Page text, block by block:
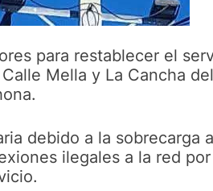
para restablecer el
Mella y La Cancha del
debido a la sobrecarga
ilegales a la red por